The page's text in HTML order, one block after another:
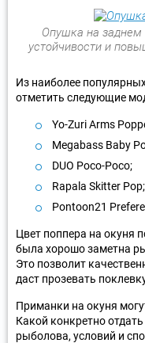
Опушка на заднем
устойчивости и
Из наиболее
отметить следующие
Yo-Zuri Arms
Megabass Baby
DUO Poco-Poco;
Rapala Skitter Pop;
Pontoon21
Цвет поппера на окуня
была хорошо заметна
Это позволит
даст прозевать
Приманки на окуня
Какой конкретно
рыболова, условий и